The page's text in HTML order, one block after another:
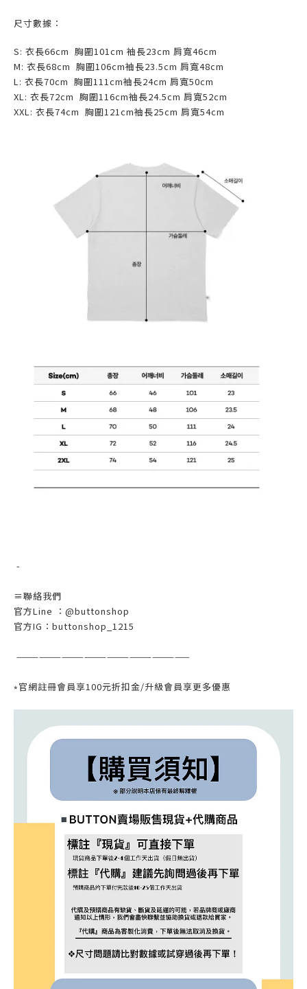
尺寸數據：
S: 衣長66cm 胸圍101cm 袖長23cm 肩寬46cm
M: 衣長68cm 胸圍106cm袖長23.5cm 肩寬48cm
L: 衣長70cm 胸圍111cm袖長24cm 肩寬50cm
XL: 衣長72cm 胸圍116cm袖長24.5cm 肩寬52cm
XXL: 衣長74cm 胸圍121cm袖長25cm 肩寬54cm
-
≡聯絡我們
官方Line ：@buttonshop
官方IG：buttonshop_1215
———————————————————————
⭒官網註冊會員享100元折扣金/升級會員享更多優惠